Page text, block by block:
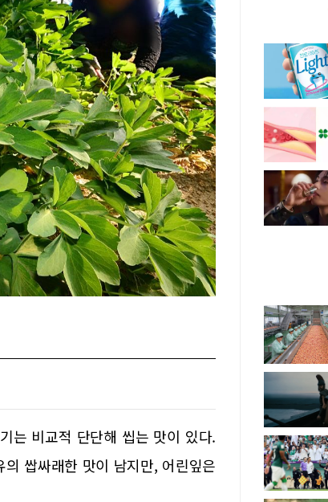
는 비교적 단단해 씹는 맛이 있다.
쌉싸래한 맛이 남지만, 어린잎은